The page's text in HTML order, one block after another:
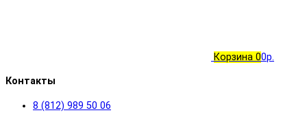
Корзина 00р.
Контакты
8 (812) 989 50 06